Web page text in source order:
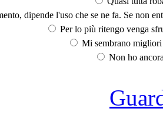
dipende l'uso che se ne fa. Se non
Per lo più ritengo venga
Mi sembrano
Non ho